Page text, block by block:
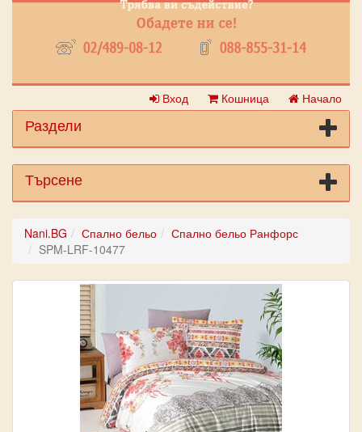
Вход Кошница Начало
Раздели
Търсене
Nani.BG Спално бельо
Спално бельо Ранфорс
SPM-LRF-10477